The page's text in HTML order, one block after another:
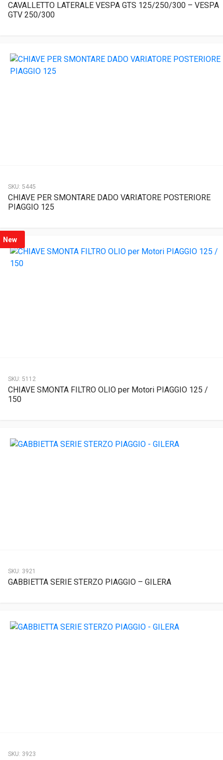
CAVALLETTO LATERALE VESPA GTS 125/250/300 – VESPA
GTV 250/300
SKU: 5445
CHIAVE PER SMONTARE DADO VARIATORE POSTERIORE
PIAGGIO 125
New
SKU: 5112
CHIAVE SMONTA FILTRO OLIO per Motori PIAGGIO 125 /
150
SKU: 3921
GABBIETTA SERIE STERZO PIAGGIO – GILERA
SKU: 3923